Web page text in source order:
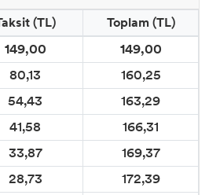
(TL)
Toplam (TL)
149,00
149,00
80,13
160,25
54,43
163,29
41,58
166,31
33,87
169,37
28,73
172,39